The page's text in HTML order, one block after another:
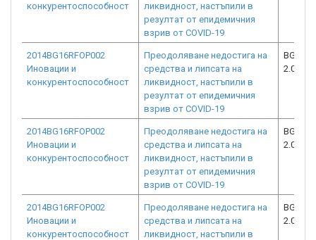
конкурентоспособност
ликвидност, настъпили в
резултат от епидемичния
взрив от COVID-19
2014BG16RFOP002
Иновации и
конкурентоспособност
Преодоляване недостига на
средства и липсата на
ликвидност, настъпили в
резултат от епидемичния
взрив от COVID-19
2.073-
2014BG16RFOP002
Иновации и
конкурентоспособност
Преодоляване недостига на
средства и липсата на
ликвидност, настъпили в
резултат от епидемичния
взрив от COVID-19
2.073-
2014BG16RFOP002
Иновации и
конкурентоспособност
Преодоляване недостига на
средства и липсата на
ликвидност, настъпили в
2.073-